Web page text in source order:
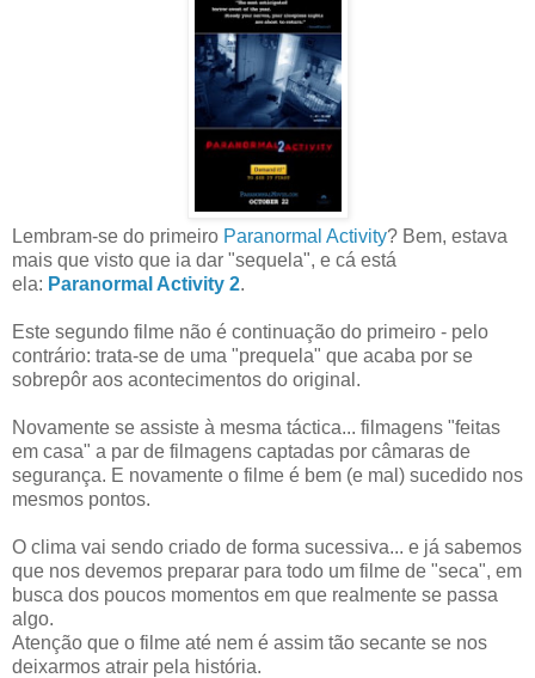
Lembram-se do primeiro Paranormal Activity? Bem, estava
mais que visto que ia dar "sequela", e cá está
ela: Paranormal Activity 2.
Este segundo filme não é continuação do primeiro - pelo
contrário: trata-se de uma "prequela" que acaba por se
sobrepôr aos acontecimentos do original.
Novamente se assiste à mesma táctica... filmagens "feitas
em casa" a par de filmagens captadas por câmaras de
segurança. E novamente o filme é bem (e mal) sucedido nos
mesmos pontos.
O clima vai sendo criado de forma sucessiva... e já sabemos
que nos devemos preparar para todo um filme de "seca", em
busca dos poucos momentos em que realmente se passa
algo.
Atenção que o filme até nem é assim tão secante se nos
deixarmos atrair pela história.